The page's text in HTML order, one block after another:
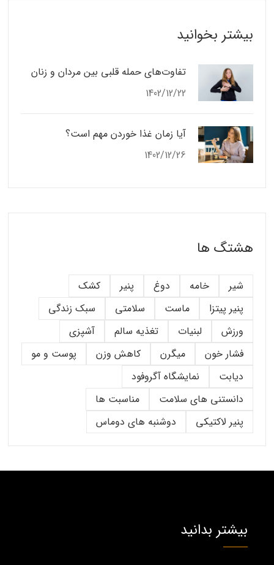
بیشتر بخوانید
تفاوت‌های حمله قلبی بین مردان و زنان
1402/12/22
آیا زمان غذا خوردن مهم است؟
1402/12/26
هشتگ ها
شیر خامه دوغ پنیر
کشک
پنیر پیتزا
ماست سلامتی
سبک زندگی
ورزش
لبنیات تغذیه سالم
آشپزی
فشار خون
میگرن کاهش وزن
پوست و مو
دیابت
نمایشگاه آگروفود
دانستنی های سلامت
مناسبت ها
پنیر لاکتیکی
دوشنبه های دوماس
بیشتر بدانید